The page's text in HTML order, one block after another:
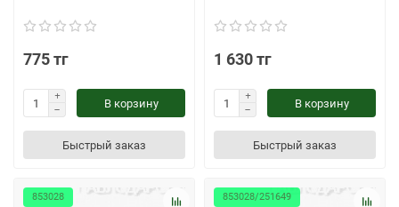
775 тг
В корзину
Быстрый заказ
1 630 тг
В корзину
Быстрый заказ
853028 853028/251649